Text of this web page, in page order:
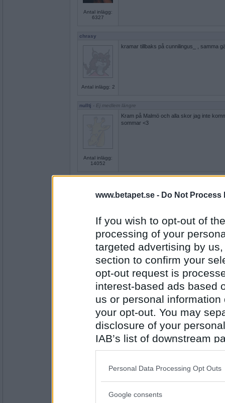
www.betapet.se - Do Not Process
If you wish to opt-out of
processing of your
targeted advertising by
section to confirm your
opt-out request is
interest-based ads based
us or personal
your opt-out. You may
disclosure of your
IAB’s list of downstream
also be disclosed by us
Downstream Participants
Please note that this
Personal Data Processing Opt Outs
Google consents
Antal inlägg:
6327
chrasy
Antal inlägg: 2
kramar tillbaks på cunnilingus_ , samma
nulltj - Ej medlem längre
Antal inlägg:
14052
Kram på Malmö och alla skor jag inte
sommar <3
Antal inlägg: 120
Kram
- Ej medlem längre
33199
En riktigt stor kram till Lillstölla. <3
Till Solen så klart som skickat brev till mig!